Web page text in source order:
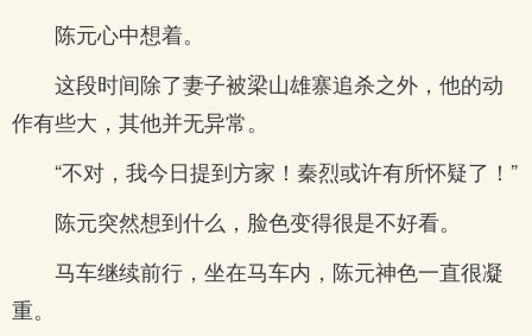
陈元心中想着。
这段时间除了妻子被梁山雄寨追杀之外，他的动
作有些大，其他并无异常。
“不对，我今日提到方家！秦烈或许有所怀疑了！”
陈元突然想到什么，脸色变得很是不好看。
马车继续前行，坐在马车内，陈元神色一直很凝
重。